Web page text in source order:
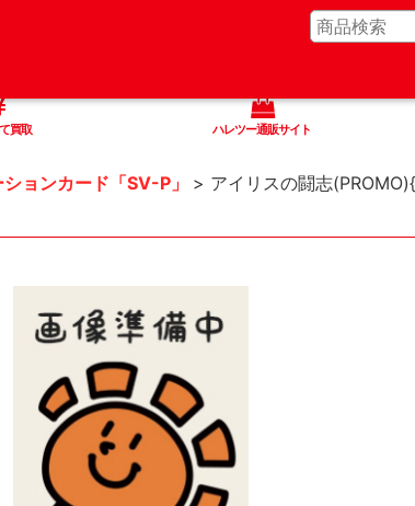
買取 ハレツー通販サイト
ョンカード「SV-P」 > アイリスの闘志